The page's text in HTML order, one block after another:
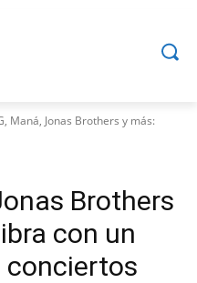
Maná, Jonas Brothers y más:
Brothers
con un
conciertos